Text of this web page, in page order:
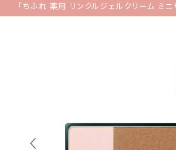
「ちふれ 薬用 リンクルジェルクリーム ミニ